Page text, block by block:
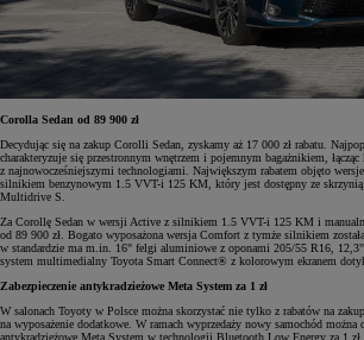
Corolla Sedan od 89 900 zł
Decydując się na zakup Corolli Sedan, zyskamy aż 17 000 zł rabatu.
charakteryzuje się przestronnym wnętrzem i pojemnym bagażnikiem,
z najnowocześniejszymi technologiami. Największym rabatem objęto
silnikiem benzynowym 1.5 VVT-i 125 KM, który jest dostępny ze skrzynią
Multidrive S.
Za Corollę Sedan w wersji Active z silnikiem 1.5 VVT-i 125 KM i
od 89 900 zł. Bogato wyposażona wersja Comfort z tymże silnikiem
w standardzie ma m.in. 16" felgi aluminiowe z oponami 205/55 R16, 12,3"
system multimedialny Toyota Smart Connect® z kolorowym ekranem
Zabezpieczenie antykradzieżowe Meta System za 1 zł
W salonach Toyoty w Polsce można skorzystać nie tylko z rabatów na
na wyposażenie dodatkowe. W ramach wyprzedaży nowy samochód można
antykradzieżowe Meta System w technologii Bluetooth Low Energy za 1